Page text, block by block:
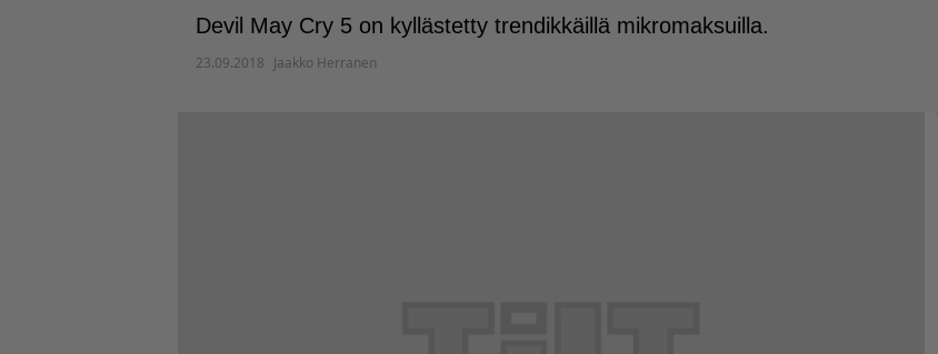
Devil May Cry 5 on kyllästetty trendikkäillä mikromaksuilla.
23.09.2018 Jaakko Herranen